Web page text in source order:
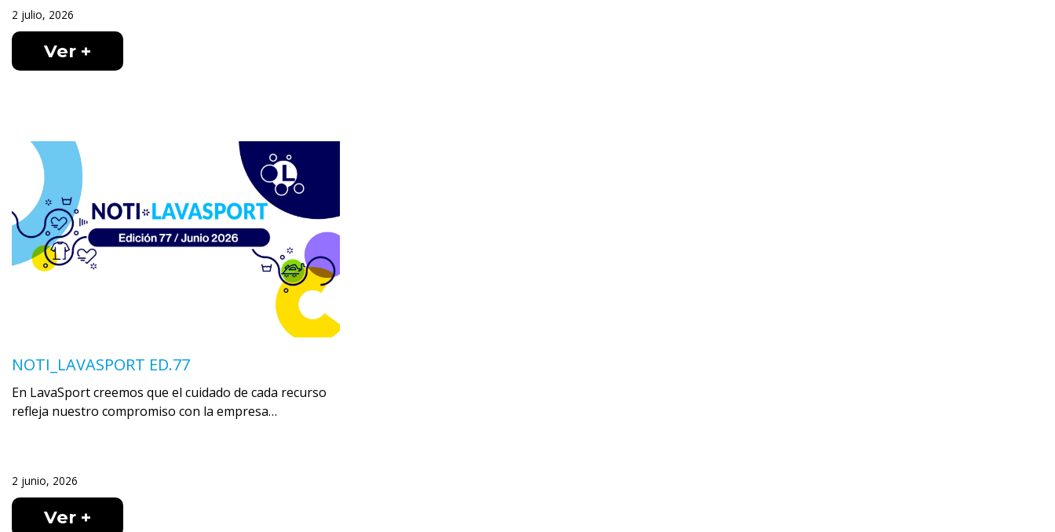
2 julio, 2026
Ver +
NOTI_LAVASPORT ED.77
En LavaSport creemos que el cuidado de cada recurso
refleja nuestro compromiso con la empresa…
2 junio, 2026
Ver +